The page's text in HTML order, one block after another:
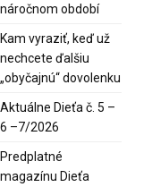
náročnom období
Kam vyraziť, keď už
nechcete ďalšiu
„obyčajnú“ dovolenku
Aktuálne Dieťa č. 5 –
6 –7/2026
Predplatné
magazínu Dieťa